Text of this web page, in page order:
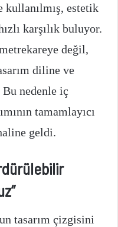
estetik
karşılık buluyor.
değil,
diline ve
nedenle iç
tamamlayıcı
geldi.
tasarım çizgisini